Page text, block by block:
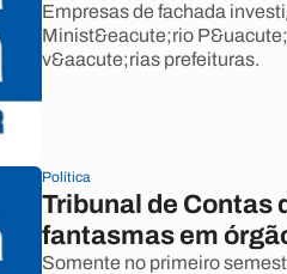
Empresas de fachada
Minist&eacute;rio
v&aacute;rias prefeituras.
Política
Tribunal de Contas
fantasmas em
Somente no primeiro